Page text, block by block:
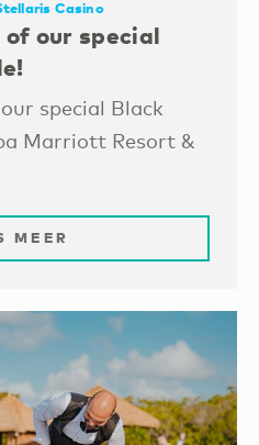
Casino
our special
special Black
Marriott Resort &
MEER